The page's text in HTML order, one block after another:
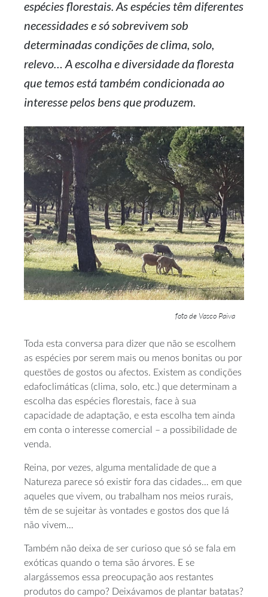
espécies florestais. As espécies têm diferentes
necessidades e só sobrevivem sob
determinadas condições de clima, solo,
relevo… A escolha e diversidade da floresta
que temos está também condicionada ao
interesse pelos bens que produzem.
foto de Vasco Paiva
Toda esta conversa para dizer que não se escolhem
as espécies por serem mais ou menos bonitas ou por
questões de gostos ou afectos. Existem as condições
edafoclimáticas (clima, solo, etc.) que determinam a
escolha das espécies florestais, face à sua
capacidade de adaptação, e esta escolha tem ainda
em conta o interesse comercial – a possibilidade de
venda.
Reina, por vezes, alguma mentalidade de que a
Natureza parece só existir fora das cidades… em que
aqueles que vivem, ou trabalham nos meios rurais,
têm de se sujeitar às vontades e gostos dos que lá
não vivem…
Também não deixa de ser curioso que só se fala em
exóticas quando o tema são árvores. E se
alargássemos essa preocupação aos restantes
produtos do campo? Deixávamos de plantar batatas?